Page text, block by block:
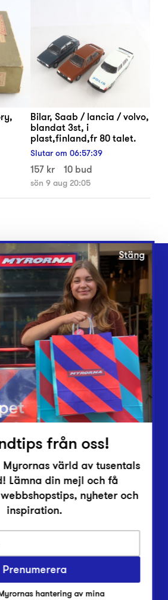
Bilar, Saab / lancia / volvo,
blandat 3st, i
plast,finland,fr 80 talet.
Slutar om 06:57:39
157 kr 10 bud
sön 9 aug 20:05
leverans eller retur?
Stäng
från oss!
värld av tusentals
Lämna din mejl och få
nyheter och
inspiration.
Prenumerera
hantering av mina